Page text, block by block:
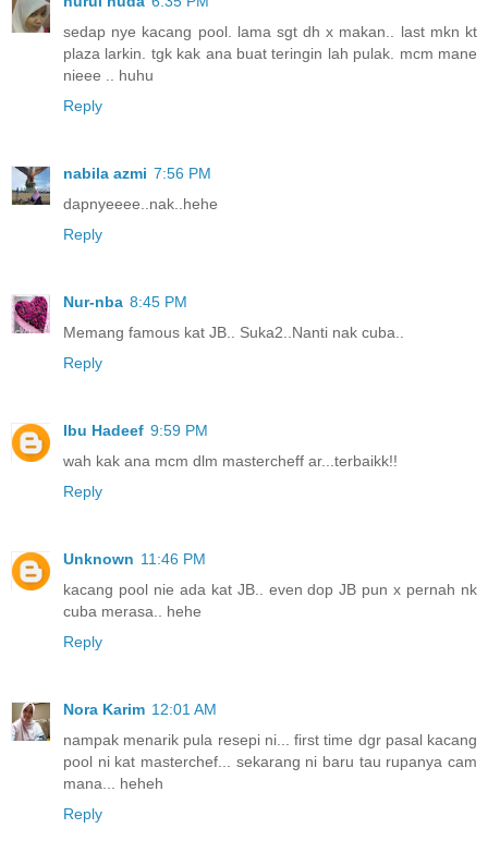
sedap nye kacang pool. lama sgt dh x makan.. last mkn kt
plaza larkin. tgk kak ana buat teringin lah pulak. mcm mane
nieee .. huhu
Reply
nabila azmi 7:56 PM
dapnyeeee..nak..hehe
Reply
Nur-nba 8:45 PM
Memang famous kat JB.. Suka2..Nanti nak cuba..
Reply
Ibu Hadeef 9:59 PM
wah kak ana mcm dlm mastercheff ar...terbaikk!!
Reply
Unknown 11:46 PM
kacang pool nie ada kat JB.. even dop JB pun x pernah nk
cuba merasa.. hehe
Reply
Nora Karim 12:01 AM
nampak menarik pula resepi ni... first time dgr pasal kacang
pool ni kat masterchef... sekarang ni baru tau rupanya cam
mana... heheh
Reply